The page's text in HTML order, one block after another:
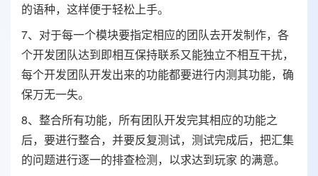
的语种，这样便于轻松上手。
7、对于每一个模块要指定相应的团队去开发制作，各
个开发团队达到即相互保持联系又能独立不相互干扰，
每个开发团队开发出来的功能都要进行内测其功能，确
保万无一失。
8、整合所有功能，所有团队开发完其相应的功能之
后，要进行整合，并要反复测试，测试完成后，把汇集
的问题进行逐一的排查检测，以求达到玩家 的满意。